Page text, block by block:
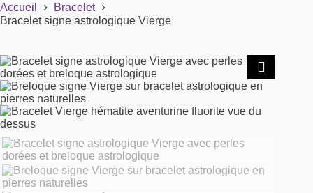
Accueil
Bracelet
Bracelet signe astrologique Vierge